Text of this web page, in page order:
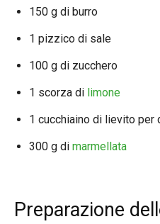
150 g di burro
1 pizzico di sale
100 g di zucchero
1 scorza di limone
1 cucchiaino di lievito per
300 g di marmellata
Preparazione